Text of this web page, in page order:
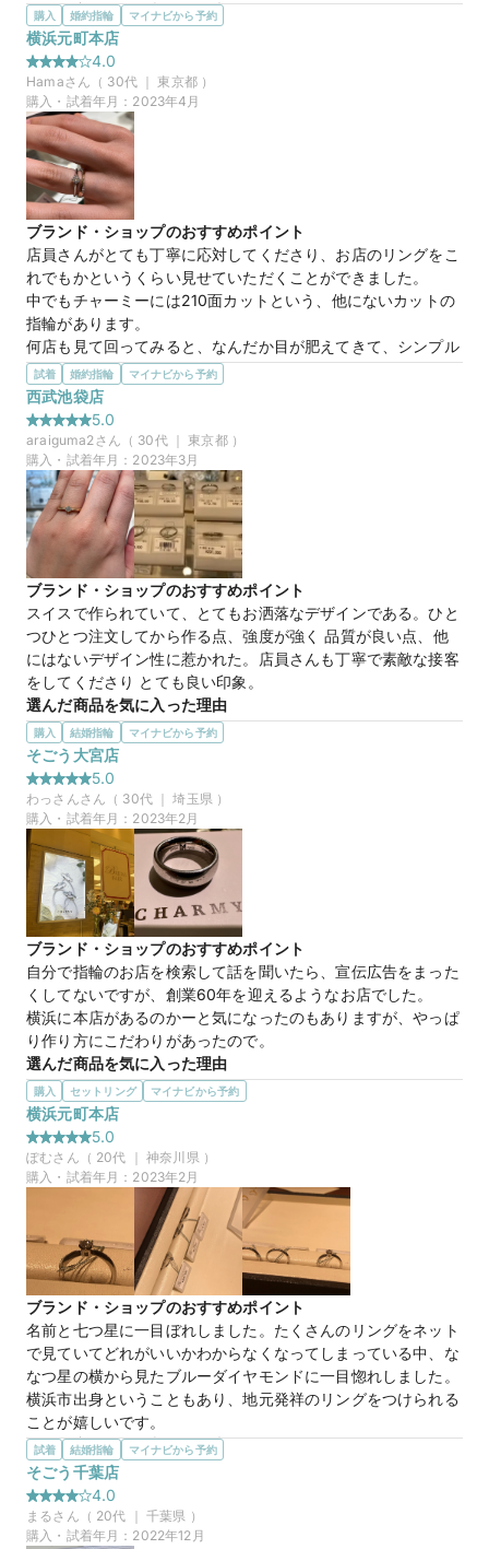
マイナビ限定 来店特典
この店舗のおすすめ特典情報
マイナビ限定＼土日祝早得特典／11時～13時までのご来店でさらに
1,000円分ギフトカード
選んだ商品を気に入った理由
デザインが可愛らしかったところです。耐久性がある中で様々
なパターンなものを見せていただきました。
2ミリ・3ミリ・5ミリ、プラチナ、石の置き方、ストレート・
ウェーブ…幅広く見せていただき、試着する中で指馴染みが1
番良かった所です。
購入 婚約指輪 マイナビから予約
横浜元町本店
4.0
Hamaさん（ 30代 ｜ 東京都）
購入・試着年月： 2023年4月
ブランド・ショップのおすすめポイント
店員さんがとても丁寧に応対してくださり、お店のリングをこ
れでもかというくらい見せていただくことができました。
中でもチャーミーには210面カットという、他にないカットの
指輪があります。
何店も見て回ってみると、なんだか目が肥えてきて、シンプル
なデザインでは満足できなくなってくるもの…
そんな中、ここの特殊な輝きをする210面カットのダイヤに出
会い、購入に至りました。
選んだ商品を気に入った理由
210面カットである点。
お店ではどんな指輪がいいのか、あーでもないこーでもないと
たくさんの種類のリングを見せてもらいました。
途中くらいからこちら側の趣向が変化してきてしまい、やっぱ
りこういうの！というのが変わってしまったのですが、それに
ついても丁寧に対応していただき、様々な種類のリングを辛抱
強く提案してくださいました。
そんな中で、リングの名前に込められた意味やダイヤの輝きの
美しさの魅せ方を紹介してくれた一品に決めました。
この店舗の良かったところ
店員さんの対応が本当に良かったです。
一品一品についての知識も豊富で、それぞれのリングの特徴や
デザインの良さを丁寧に教えてくださいました。
またこの店舗は品揃えが豊富で、様々な種類のリングを試すこ
とができました。
マイナビ限定 来店特典
この店舗のおすすめ特典情報
マイナビ限定＼土日祝早得特典／11時～13時までのご来店でさらに
1,000円分ギフトカード
試着 婚約指輪 マイナビから予約
西武池袋店
5.0
araiguma2さん（ 30代 ｜ 東京都）
購入・試着年月： 2023年3月
ブランド・ショップのおすすめポイント
スイスで作られていて、とてもお洒落なデザインである。ひと
つひとつ注文してから作る点、強度が強く 品質が良い点、他
にはないデザイン性に惹かれた。店員さんも丁寧で素敵な接客
をしてくださり とても良い印象。
選んだ商品を気に入った理由
付け心地が良いこと、またデザイン性が素敵だったこと。シン
プルにこだわっていたが、スタイリッシュで且つ人とは違うリ
ングに憧れをもったので前向きに検討したいと思う。イニシャ
ルの刻印だけでなく ヨーロッパではメジャーといわれる指紋
を刻印できるのも素敵。
価格帯 25万円
購入 結婚指輪 マイナビから予約
そごう大宮店
5.0
わっさんさん（ 30代 ｜埼玉県）
購入・試着年月： 2023年2月
ブランド・ショップのおすすめポイント
自分で指輪のお店を検索して話を聞いたら、宣伝広告をまった
くしてないですが、創業60年を迎えるようなお店でした。
横浜に本店があるのかーと気になったのもありますが、やっぱ
り作り方にこだわりがあったので。
選んだ商品を気に入った理由
夫婦同士はジュエリーに関心があまりなく、自分自身が仕事の
都合で平日は指輪を外すことをするので、どうしても週末だけ
つけることになります。
日本で作ってるよりも、スイスで作ってくれた指輪の方がつけ
外しがしやすかったから。
この店舗の良かったところ
スタッフさんがジュエリーの専門学校を卒業して店舗の販売を
してくれてるので、会社の事や指輪に関しての説明を詳しくし
てくれたから。
それにお姉さんの明るさと話しやすい感じがとてもよく、お姉
さんが接客してくれたけん買うとなりました
価格帯 40万円
マイナビ限定 来店特典
この店舗のおすすめ特典情報
マイナビ限定＼土日祝早得特典／11時～13時までのご来店でさらに
1,000円分ギフトカード
購入 セットリング マイナビから予約
横浜元町本店
5.0
ぽむさん（ 20代 ｜神奈川県）
購入・試着年月： 2023年2月
ブランド・ショップのおすすめポイント
名前と七つ星に一目ぼれしました。たくさんのリングをネット
で見ていてどれがいいかわからなくなってしまっている中、な
なつ星の横から見たブルーダイヤモンドに一目惚れしました。
横浜市出身ということもあり、地元発祥のリングをつけられる
ことが嬉しいです。
選んだ商品を気に入った理由
ななつ星リングにする予定でしたが、実際に見てみて、もとも
と探していたエメラルドをリングの横に入れられるトリスター
を教えていただけてそちらにしました。上からはあまり見えな
いシンプルなリングですが、私だけエメラルドが横にあると
試着 結婚指輪 マイナビから予約
そごう千葉店
4.0
まるさん（ 20代 ｜千葉県 ）
購入・試着年月： 2022年12月